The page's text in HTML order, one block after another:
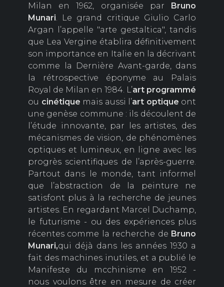
Milan en 1962, organisée par Bruno
Munari . Le grand critique Giulio Carlo
Argan l’appelle "arte gestaltica", tandis
que Lea Vergine établira définitivement
son importance en Italie en la décrivant
comme la Dernière Avant-garde, dans
la rétrospective éponyme au Palais
Royal de Milan en 1984. L’art programmé
ou cinétique mais aussi l’art optique ont
une genèse commune : ils découlent de
l’étude innovante, par les artistes, des
mécanismes de vision, de phénomènes
optiques et lumineux, en ligne avec les
progrès scientifiques de l’après-guerre.
Partout dans le monde, tant informel
que l’abstraction de la peinture ne
satisfont plus à la recherche de jeunes
artistes. En regardant Marcel Duchamp,
le futurisme - ou des expériences plus
récentes comme la recherche de Bruno
Munari,qui déjà dans les années 1930 a
fait des machines inutiles, et a publié le
Manifeste du mcchinisme en 1952 -
nous voulons être en mesure de créer